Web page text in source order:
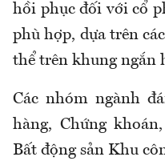
hồi phục đối với cổ
phù hợp, dựa trên
thể trên khung ngắn
Các nhóm ngành
hàng, Chứng
Bất động sản Khu